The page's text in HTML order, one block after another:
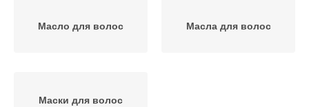
Масло для волос Масла для волос
Маски для волос